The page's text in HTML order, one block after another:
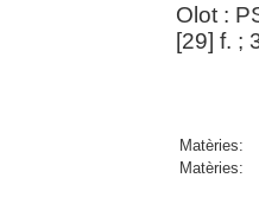
Olot :
[29] f. ;
Matèries:
Matèries: